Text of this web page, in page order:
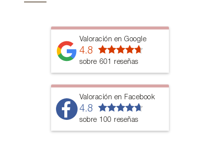
Valoración en Google
4.8
sobre 601 reseñas
Valoración en Facebook
4.8
sobre 100 reseñas